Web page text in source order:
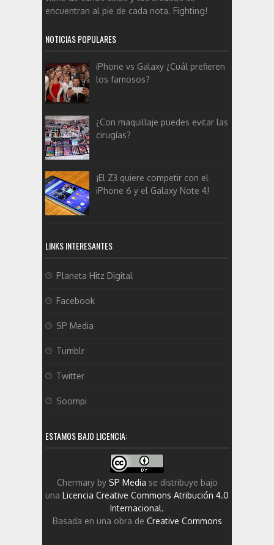
encuentran al pie de cada nota. Fighting!
NOTICIAS POPULARES
iPhone vs Galaxy ¿Cuál prefieren
los famosos?
¿Con maquillaje puedes evitar las
cirugías?
¡El Z3 quiere competir con el
iPhone 6 y el Galaxy Note 4!
LINKS INTERESANTES
Planeta Hitz Digital
Facebook
SP Media
Tumblr
Twitter
Soompi
ESTAMOS BAJO LICENCIA:
Chermaryby SP Media se distribuye bajo
una Licencia Creative Commons Atribución 4.0
Internacional.
Basada en una obra de Creative Commons